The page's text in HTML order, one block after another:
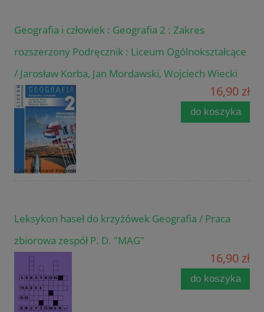
Geografia i człowiek : Geografia 2 : Zakres
rozszerzony Podręcznik : Liceum Ogólnokształcące
/ Jarosław Korba, Jan Mordawski, Wojciech Wiecki
16,90 zł
do koszyka
Leksykon haseł do krzyżówek Geografia / Praca
zbiorowa zespół P. D. "MAG"
16,90 zł
do koszyka